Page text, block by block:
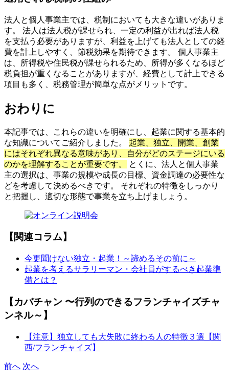
法人と個人事業主では、税制においても大きな違いがありま
す。 法人は法人税が課せられ、一定の利益が出れば法人税
を支払う必要がありますが、利益を上げても法人としての経
費を計上しやすく、節税効果を期待できます。 個人事業主
は、所得税や住民税が課せられるため、所得が多くなるほど
税負担が重くなることがありますが、経費として計上できる
項目も多く、税務管理が簡単な点がメリットです。
おわりに
本記事では、これらの違いを明確にし、起業に関する基本的
な知識についてご紹介しました。 起業、独立、開業、創業
にはそれぞれ異なる意味があり、自分がどのステージにいる
のかを理解することが重要です。
とくに、法人と個人事業
主の選択は、事業の規模や成長の目標、資金調達の必要性な
どを考慮して決めるべきです。 それぞれの特徴をしっかり
と把握し、適切な形態で事業を立ち上げましょう。
【関連コラム】
今更聞けない独立・起業！～諦めるその前に～
起業を考えるサラリーマン・会社員がするべき起業準
備とは？
【カバチャン 〜行列のできるフランチャイズチャ
ンネル～】
【注意】独立しても大失敗に終わる人の特徴３選【関
西/フランチャイズ】
前へ 次へ